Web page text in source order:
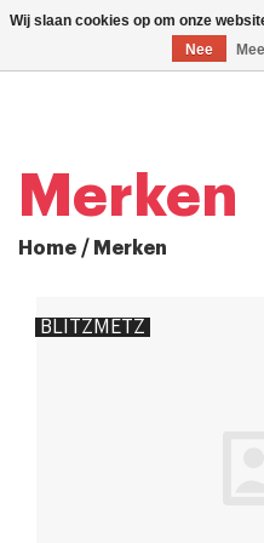
Merken
Home / Merken
BLITZMETZ
Wij slaan cookies op om onze
Nee